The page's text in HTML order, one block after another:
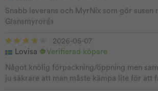
Snabb leverans och MyrNix som gör susen
Glansmyror👍
2026-05-07
Lovisa
Verifierad köpare
Något knölig förpackning/öppning men
ju säkrare att man måste kämpa lite för att